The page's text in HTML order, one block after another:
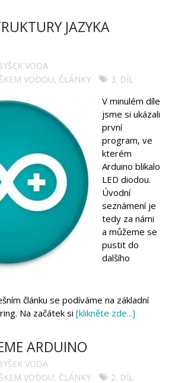
JAZYKA
VODA
VODOU, ČLÁNKY 3. DÍL
V minulém díle
jsme si ukázali
první
program, ve
kterém
Arduino blikalo
LED diodou.
Úvodní
seznámení je
tedy za námi
a můžeme se
pustit do
dalšího
článku se podíváme na základní
Na začátek si [klikněte zde...]
ARDUINO
VODA
VODOU, ČLÁNKY 2. DÍL